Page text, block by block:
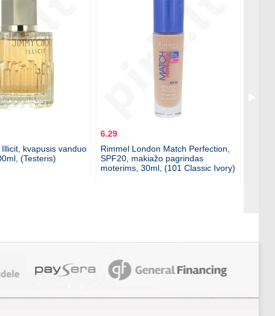
kvapusis vanduo
(Testeris)
6.29
Rimmel London Match Perfection,
SPF20, makiažo pagrindas
moterims, 30ml, (101 Classic Ivory)